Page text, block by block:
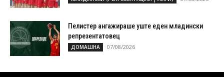
Пелистер ангажираше уште еден младински
репрезентатовец
ДОМАШНА 07/08/2026